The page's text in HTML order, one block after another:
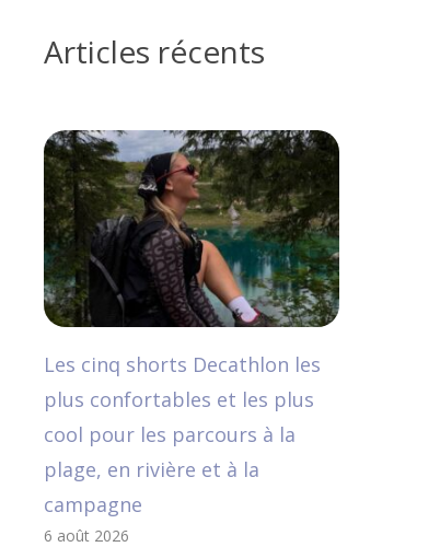
Articles récents
Les cinq shorts Decathlon les
plus confortables et les plus
cool pour les parcours à la
plage, en rivière et à la
campagne
6 août 2026